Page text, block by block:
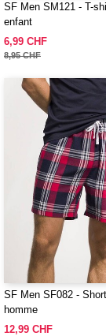
SF Men SM121 - T-
enfant
6,99 CHF
8,95 CHF
SF Men SF082 -
homme
12,99 CHF